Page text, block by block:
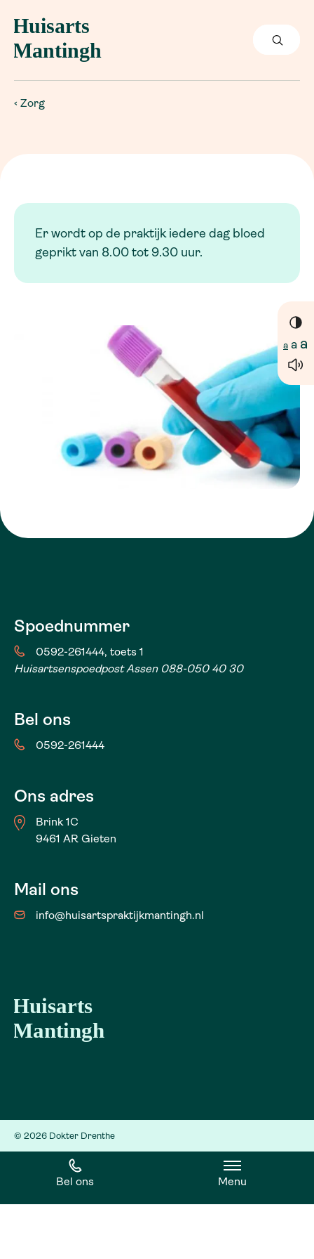
a a a
Zorg
Er wordt op de praktijk iedere dag bloed
geprikt van 8.00 tot 9.30 uur.
Spoednummer
0592-261444, toets 1
Huisartsenspoedpost Assen 088-050 40 30
Bel ons
0592-261444
Ons adres
Brink 1C
9461 AR Gieten
Mail ons
info@huisartspraktijkmantingh.nl
© 2026 Dokter Drenthe
Bel ons Menu